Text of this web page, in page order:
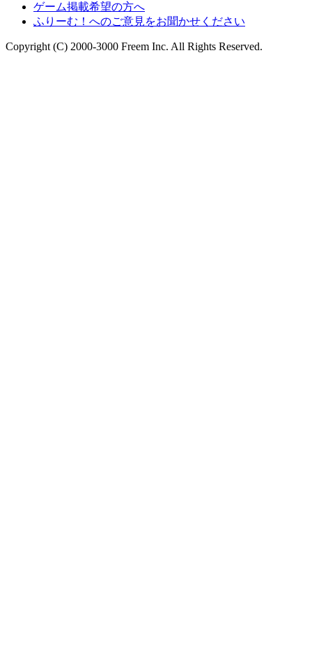
ゲーム掲載希望の方へ
ふりーむ！へのご意見をお聞かせください
Copyright (C) 2000-3000 Freem Inc. All Rights Reserved.